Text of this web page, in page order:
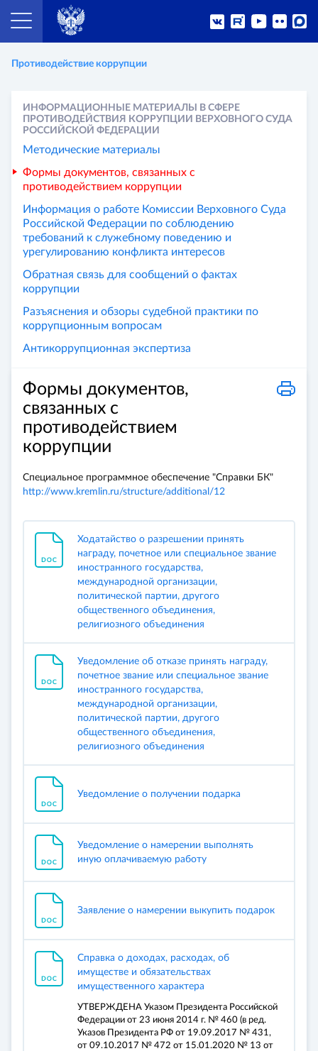
Противодействие коррупции
Формы документов,
связанных с
противодействием
коррупции
Специальное программное обеспечение "Справки БК"
http://www.kremlin.ru/structure/additional/12
Ходатайство о разрешении принять
награду, почетное или специальное звание
иностранного государства,
международной организации,
политической партии, другого
общественного объединения,
религиозного объединения
Уведомление об отказе принять награду,
почетное звание или специальное звание
иностранного государства,
международной организации,
политической партии, другого
общественного объединения,
религиозного объединения
Уведомление о получении подарка
Уведомление о намерении выполнять
иную оплачиваемую работу
Заявление о намерении выкупить подарок
Справка о доходах, расходах, об
имуществе и обязательствах
имущественного характера
УТВЕРЖДЕНА Указом Президента Российской
Федерации от 23 июня 2014 г. № 460 (в ред.
Указов Президента РФ от 19.09.2017 № 431,
от 09.10.2017 № 472 от 15.01.2020 № 13 от
ИНФОРМАЦИОННЫЕ МАТЕРИАЛЫ В СФЕРЕ
ПРОТИВОДЕЙСТВИЯ КОРРУПЦИИ ВЕРХОВНОГО СУДА
РОССИЙСКОЙ ФЕДЕРАЦИИ
Методические материалы
Формы документов, связанных с
противодействием коррупции
Информация о работе Комиссии Верховного Суда
Российской Федерации по соблюдению
требований к служебному поведению и
урегулированию конфликта интересов
Обратная связь для сообщений о фактах
коррупции
Разъяснения и обзоры судебной практики по
коррупционным вопросам
Антикоррупционная экспертиза